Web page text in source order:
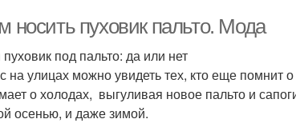
носить пуховик пальто. Мода
под пальто: да или нет
на улицах можно увидеть тех, кто еще помнит
о холодах, выгуливая новое пальто и
осенью, и даже зимой.